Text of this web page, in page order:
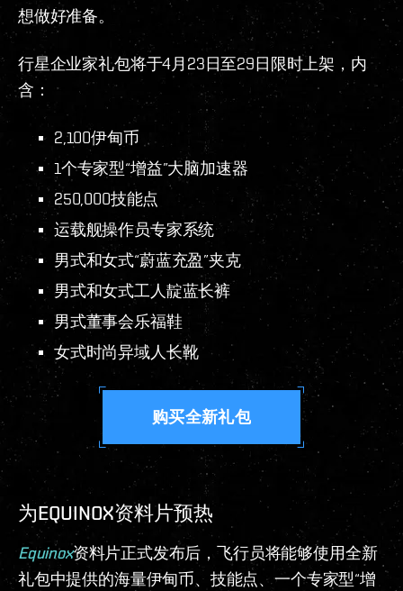
想做好准备。
行星企业家礼包将于4月23日至29日限时上架，内
含：
2,100伊甸币
1个专家型“增益”大脑加速器
250,000技能点
运载舰操作员专家系统
男式和女式“蔚蓝充盈”夹克
男式和女式工人靛蓝长裤
男式董事会乐福鞋
女式时尚异域人长靴
购买全新礼包
为EQUINOX资料片预热
Equinox资料片正式发布后，飞行员将能够使用全新
礼包中提供的海量伊甸币、技能点、一个专家型“增